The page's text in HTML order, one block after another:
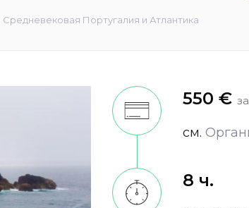
Средневековая Португалия и Атлантика
550 €
см.
8 ч.